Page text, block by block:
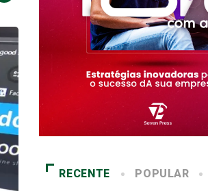
RECENTE POPULAR